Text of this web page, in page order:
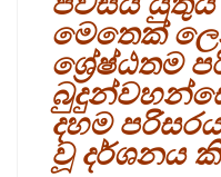
මෙතෙක්
ශ්‍රේෂ්ඨතම
දහම
වූ දර්ශනය